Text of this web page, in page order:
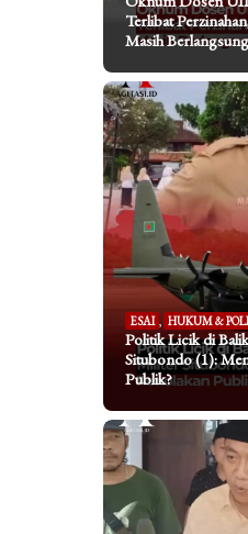
Terlibat
Masih
ESAI , HUKUM &
Politik Licik di
Situbondo (1):
Publik?